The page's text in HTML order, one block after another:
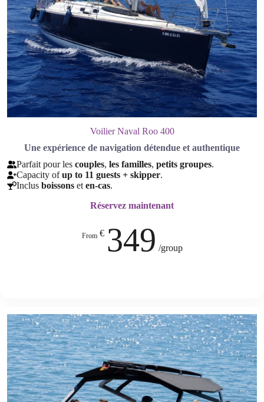
Voilier Naval Roo 400
Une expérience de navigation détendue et authentique
Parfait pour les couples, les familles, petits groupes.
Capacity ofup to 11 guests + skipper.
Inclus boissons et en-cas.
Réservez maintenant
From€ 349 /group